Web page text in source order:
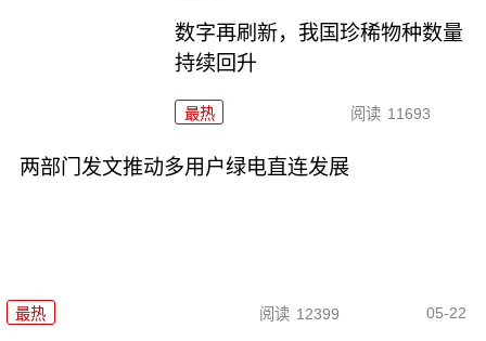
数字再刷新，我国珍稀物种数量
持续回升
最热 阅读 11693
两部门发文推动多用户绿电直连发展
最热 阅读 12399 05-22